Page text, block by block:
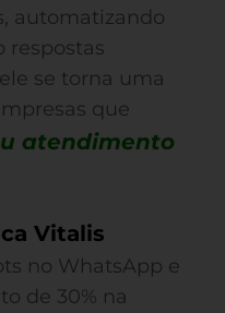
automatizando
respostas
se torna uma
que
atendimento
Vitalis
no WhatsApp e
de 30% na